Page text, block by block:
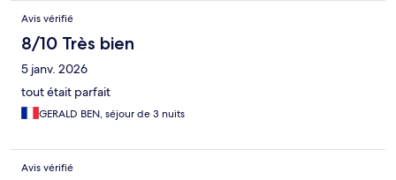
Avis vérifié
8/10 Très bien
5 janv. 2026
tout était parfait
GERALD BEN, séjour de 3 nuits
Avis vérifié